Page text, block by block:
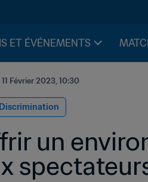
ET ÉVÉNEMENTS
Février 2023, 10:30
un